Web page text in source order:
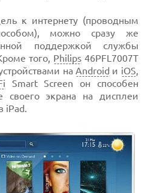
к интернету (проводным
можно сразу же
поддержкой службы
того, Philips46PFL7007T
наAndroid и iOS,
Smart Screen он способен
своего экрана на дисплеи
iPad.